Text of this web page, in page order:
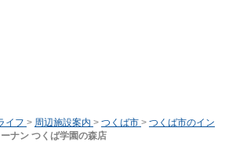
イフ > 周辺施設案内 > つくば市 > つくば市のイン
ナン つくば学園の森店